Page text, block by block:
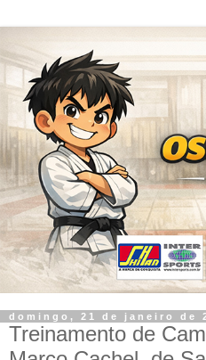
domingo, 21 de janeiro de
Treinamento de